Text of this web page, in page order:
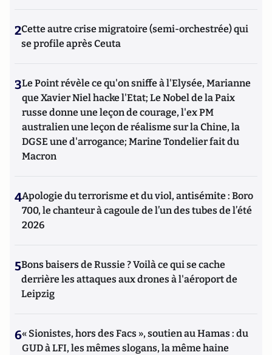
2Cette autre crise migratoire (semi-orchestrée) qui
se profile après Ceuta
3Le Point révèle ce qu'on sniffe à l'Elysée, Marianne
que Xavier Niel hacke l'Etat; Le Nobel de la Paix
russe donne une leçon de courage, l'ex PM
australien une leçon de réalisme sur la Chine, la
DGSE une d'arrogance; Marine Tondelier fait du
Macron
4Apologie du terrorisme et du viol, antisémite : Boro
700, le chanteur à cagoule de l’un des tubes de l’été
2026
5Bons baisers de Russie ? Voilà ce qui se cache
derrière les attaques aux drones à l'aéroport de
Leipzig
6« Sionistes, hors des Facs », soutien au Hamas : du
GUD à LFI, les mêmes slogans, la même haine